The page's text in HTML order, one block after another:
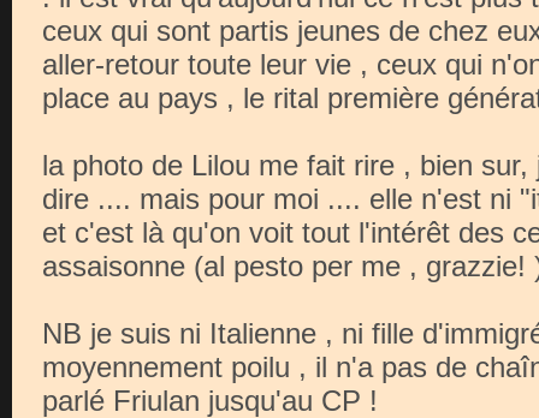
ceux qui sont partis jeunes de chez
aller-retour toute leur vie , ceux qui
place au pays , le rital première
la photo de Lilou me fait rire , bien
dire .... mais pour moi .... elle n'est ni
et c'est là qu'on voit tout l'intérêt des
assaisonne (al pesto per me , grazzie!
NB je suis ni Italienne , ni fille
moyennement poilu , il n'a pas de
parlé Friulan jusqu'au CP !